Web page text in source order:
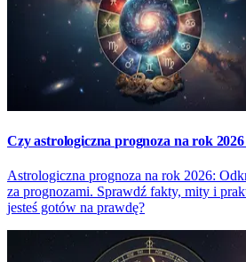
Czy astrologiczna prognoza na rok
Astrologiczna prognoza na rok 2026:
za prognozami. Sprawdź fakty, mity i
jesteś gotów na prawdę?